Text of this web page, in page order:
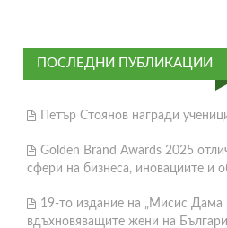
ПОСЛЕДНИ ПУБЛИКАЦИИ
Петър Стоянов награди
Golden Brand Awards 2025
сфери на бизнеса, иновациите и
19-то издание на „Мисис Дама
вдъхновяващите жени на